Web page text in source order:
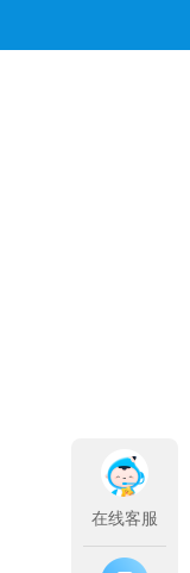
在线客服